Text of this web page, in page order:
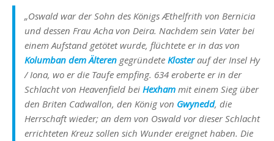
„Oswald war der Sohn des Königs Æthelfrith von Bernicia
und dessen Frau Acha von Deira. Nachdem sein Vater bei
einem Aufstand getötet wurde, flüchtete er in das von
Kolumban dem Älteren gegründete Klosterauf der Insel Hy
/ Iona, wo er die Taufe empfing. 634 eroberte er in der
Schlacht von Heavenfield bei Hexham mit einem Sieg über
den Briten Cadwallon, den König von Gwynedd, die
Herrschaft wieder; an dem von Oswald vor dieser Schlacht
errichteten Kreuz sollen sich Wunder ereignet haben. Die